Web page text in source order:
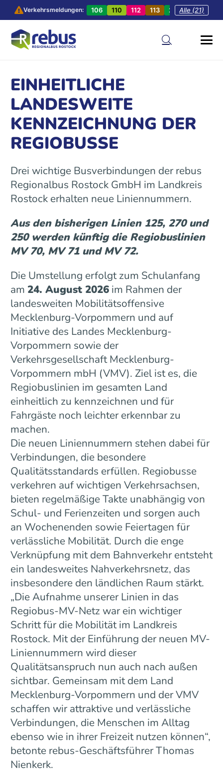
Verkehrsmeldungen: 106 110 112 113 201 202
Alle (21)
EINHEITLICHE
LANDESWEITE
KENNZEICHNUNG DER
REGIOBUSSE
Drei wichtige Busverbindungen der rebus
Regionalbus Rostock GmbH im Landkreis
Rostock erhalten neue Liniennummern.
Aus den bisherigen Linien 125, 270 und
250 werden künftig die Regiobuslinien
MV 70, MV 71 und MV 72.
Die Umstellung erfolgt zum Schulanfang
am 24. August 2026im Rahmen der
landesweiten Mobilitätsoffensive
Mecklenburg-Vorpommern und auf
Initiative des Landes Mecklenburg-
Vorpommern sowie der
Verkehrsgesellschaft Mecklenburg-
Vorpommern mbH (VMV). Ziel ist es, die
Regiobuslinien im gesamten Land
einheitlich zu kennzeichnen und für
Fahrgäste noch leichter erkennbar zu
machen.
Die neuen Liniennummern stehen dabei für
Verbindungen, die besondere
Qualitätsstandards erfüllen. Regiobusse
verkehren auf wichtigen Verkehrsachsen,
bieten regelmäßige Takte unabhängig von
Schul- und Ferienzeiten und sorgen auch
an Wochenenden sowie Feiertagen für
verlässliche Mobilität. Durch die enge
Verknüpfung mit dem Bahnverkehr entsteht
ein landesweites Nahverkehrsnetz, das
insbesondere den ländlichen Raum stärkt.
„Die Aufnahme unserer Linien in das
Regiobus-MV-Netz war ein wichtiger
Schritt für die Mobilität im Landkreis
Rostock. Mit der Einführung der neuen MV-
Liniennummern wird dieser
Qualitätsanspruch nun auch nach außen
sichtbar. Gemeinsam mit dem Land
Mecklenburg-Vorpommern und der VMV
schaffen wir attraktive und verlässliche
Verbindungen, die Menschen im Alltag
ebenso wie in ihrer Freizeit nutzen können“,
betonte rebus-Geschäftsführer Thomas
Nienkerk.